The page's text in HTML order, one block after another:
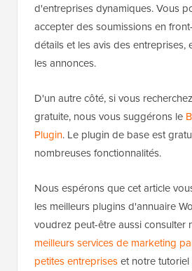
d'entreprises dynamiques. Vous
accepter des soumissions en
détails et les avis des entreprises,
les annonces.
D'un autre côté, si vous
gratuite, nous vous suggérons le
Plugin. Le plugin de base est
nombreuses fonctionnalités.
Nous espérons que cet article
les meilleurs plugins d'annuaire
voudrez peut-être aussi consulter
meilleurs services de marketing
petites entrepriseset notre tutoriel